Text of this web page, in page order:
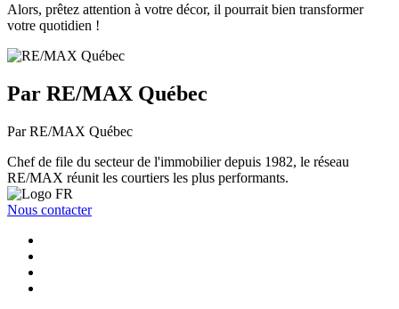
Alors, prêtez attention à votre décor, il pourrait bien transformer
votre quotidien !
Par RE/MAX Québec
Par RE/MAX Québec
Chef de file du secteur de l'immobilier depuis 1982, le réseau
RE/MAX réunit les courtiers les plus performants.
Nous contacter